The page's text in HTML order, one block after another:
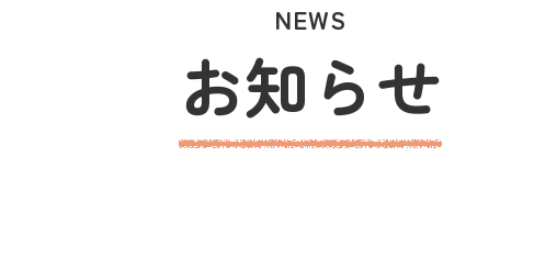
NEWS
お知らせ